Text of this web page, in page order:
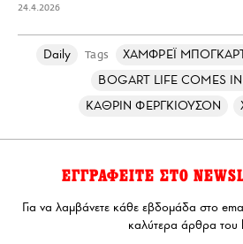
24.4.2026
Daily Tags ΧΑΜΦΡΕΪ
BOGART LIFE COMES
ΚΑΘΡΙΝ ΦΕΡΓΚΙΟΥΣΟΝ
ΕΓΓΡΑΦΕΙΤΕ ΣΤΟ
Για να λαμβάνετε κάθε εβδομάδα στο
καλύτερα άρθρα του